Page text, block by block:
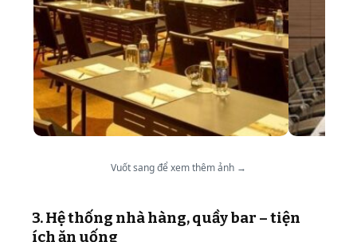
Vuốt sang để xem thêm ảnh →
3. Hệ thống nhà hàng, quầy bar – tiện
ích ăn uống